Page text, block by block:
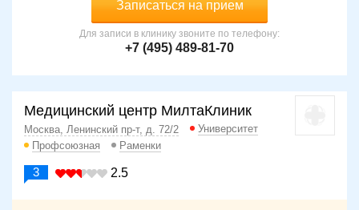
Записаться на прием
Для записи в клинику звоните по телефону:
+7 (495) 489-81-70
Медицинский центр МилтаКлиник
Москва, Ленинский пр-т, д. 72/2
Университет
Профсоюзная
Раменки
3 2.5